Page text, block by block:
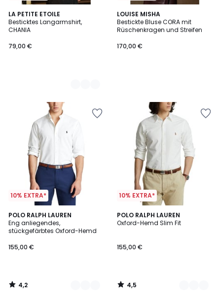
LA PETITE ETOILE
Besticktes Langarmshirt,
CHANIA
79,00 €
2
Farben
LOUISE MISHA
Bestickte Bluse CORA mit
Rüschenkragen und Streifen
170,00 €
10% EXTRA*
POLO RALPH LAUREN
Eng anliegendes,
stückgefärbtes Oxford-Hemd
155,00 €
4,2
/ 5
3
Farben
4,2
/
10% EXTRA*
POLO RALPH LAUREN
Oxford-Hemd Slim Fit
155,00 €
4,5
/ 5
3
Farben
4,5
/